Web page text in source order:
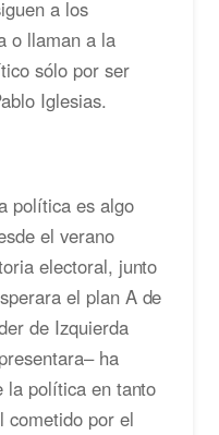
a los
o llaman a la
sólo por ser
Iglesias.
política es algo
el verano
electoral, junto
el plan A de
de Izquierda
ha
la política en tanto
cometido por el